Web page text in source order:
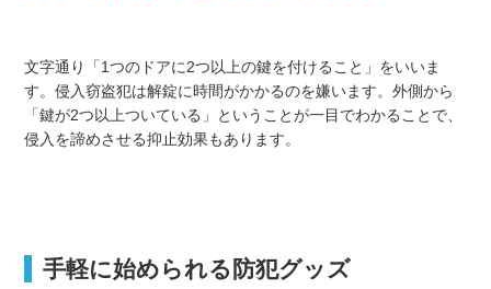
文字通り「1つのドアに2つ以上の鍵を付けること」をいいま
す。侵入窃盗犯は解錠に時間がかかるのを嫌います。外側から
「鍵が2つ以上ついている」ということが一目でわかることで、
侵入を諦めさせる抑止効果もあります。
手軽に始められる防犯グッズ